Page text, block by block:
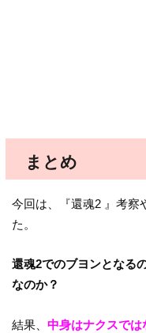
まとめ
今回は、『還魂2 』考察
た。
還魂2でのブヨンとなる
なのか？
結果、中身はナクスでは